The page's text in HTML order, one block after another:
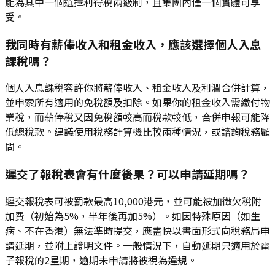
受。
我同時有薪俸收入和租金收入，應該選擇個人入息
課稅嗎？
個人入息課稅容許你將薪俸收入、租金收入及利潤合併計算，
並申索所有適用的免稅額及扣除。如果你的租金收入需繳付物
業稅，而薪俸稅又因免稅額較高而稅款較低，合併申報可能降
低總稅款。建議使用稅務計算機比較兩種情況，或諮詢稅務顧
問。
遲交了報稅表會有什麼後果？可以申請延期嗎？
遲交報稅表可被罰款最高10,000港元，並可能被加徵欠稅附
加費（初始為5%，半年後再加5%）。如因特殊原因（如生
病、不在香港）無法準時提交，應盡快以書面形式向稅務局申
請延期，並附上證明文件。一般情況下，自動延期只適用於電
子報稅的2星期，逾期未申請將被視為違規。